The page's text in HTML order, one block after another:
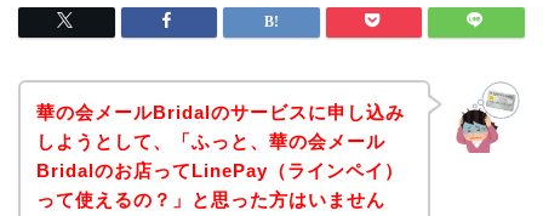
華の会メールBridalのサービスに申し込み
しようとして、「ふっと、華の会メール
Bridalのお店ってLinePay（ラインペイ）
って使えるの？」と思った方はいません